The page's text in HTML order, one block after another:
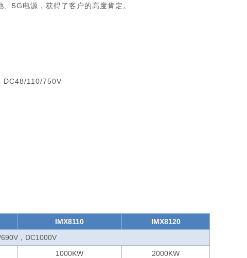
5G电源，获得了客户的高度肯定。
DC48/110/750V
IMX8110
IMX8120
，DC1000V
1000KW
2000KW